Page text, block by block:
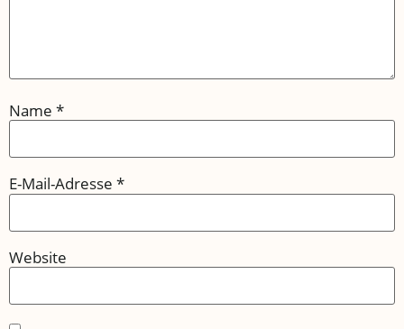
Name *
E-Mail-Adresse *
Website